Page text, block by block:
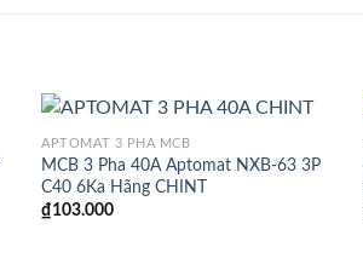
APTOMAT 3 PHA MCB
MCB 3 Pha 40A Aptomat NXB-63 3P
C40 6Ka Hãng CHINT
₫103.000